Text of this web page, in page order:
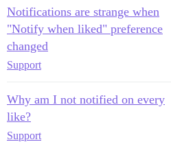
Notifications are strange when
"Notify when liked" preference
changed
Support
Why am I not notified on every
like?
Support